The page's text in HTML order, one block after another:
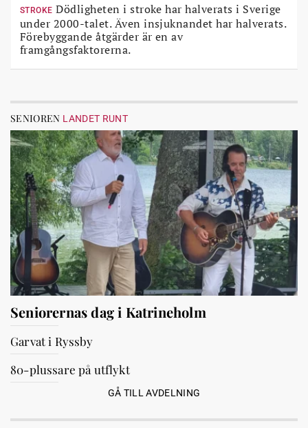
STROKE Dödligheten i stroke har halverats i Sverige
under 2000-talet. Även insjuknandet har halverats.
Förebyggande åtgärder är en av
framgångsfaktorerna.
SENIOREN LANDET RUNT
Seniorernas dag i Katrineholm
Garvat i Ryssby
80-plussare på utflykt
GÅ TILL AVDELNING